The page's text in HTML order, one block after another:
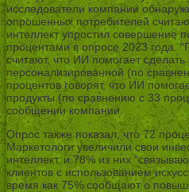
исследователи компании
опрошенных потребителей
интеллект упростил совершение
процентами в опросе 2023 года.
считают, что ИИ помогает
персонализированной (по
процентов говорят, что ИИ
продукты (по сравнению с 33
сообщении компании.
Опрос также показал, что 72
Маркетологи увеличили свои
интеллект, и 78% из них
клиентов с использованием
время как 75% сообщают о